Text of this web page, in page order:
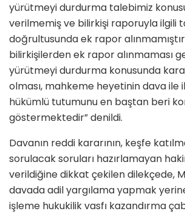
yürütmeyi durdurma talebimiz
verilmemiş ve bilirkişi raporuyla ilgili
doğrultusunda ek rapor
bilirkişilerden ek rapor alınmaması
yürütmeyi durdurma konusunda
olması, mahkeme heyetinin dava ile
hükümlü tutumunu en baştan beri
göstermektedir” denildi.
Davanın reddi kararının, keşfe
sorulacak soruları hazırlamayan
verildiğine dikkat çekilen dilekçede,
davada adil yargılama yapmak
işleme hukukilik vasfı kazandırma